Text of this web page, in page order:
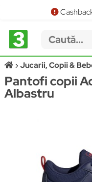
Jucarii, Copii &
Pantofi copii
Albastru